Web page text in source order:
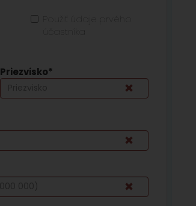
Použiť údaje prvého
Priezvisko*